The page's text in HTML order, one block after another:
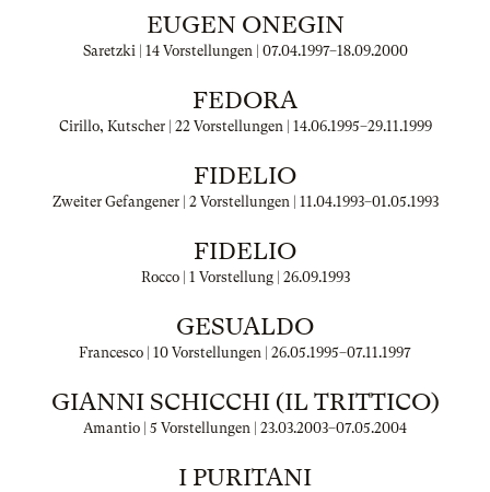
EUGEN ONEGIN
Saretzki | 14 Vorstellungen | 07.04.1997–18.09.2000
FEDORA
Cirillo, Kutscher | 22 Vorstellungen | 14.06.1995–29.11.1999
FIDELIO
Zweiter Gefangener | 2 Vorstellungen | 11.04.1993–01.05.1993
FIDELIO
Rocco | 1 Vorstellung | 26.09.1993
GESUALDO
Francesco | 10 Vorstellungen | 26.05.1995–07.11.1997
GIANNI SCHICCHI (IL TRITTICO)
Amantio | 5 Vorstellungen | 23.03.2003–07.05.2004
I PURITANI